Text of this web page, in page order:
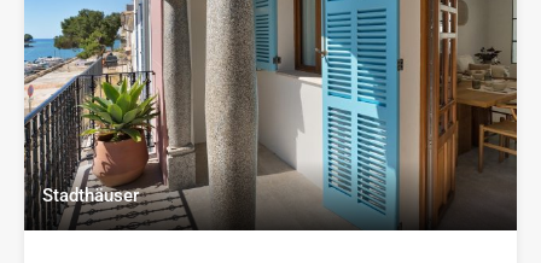
Stadthäuser